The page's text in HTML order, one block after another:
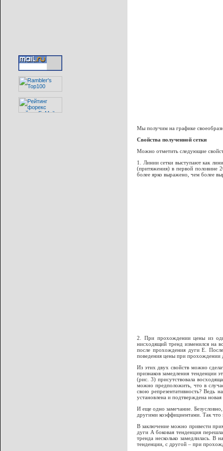
Мы получим на графике
Свойства полученной сетки
Можно отметить следующие
1. Линии сетки выступают как
(притяжения) в первой половине
более ярко выражено, чем более
2. При прохождении цены из
нисходящий тренд изменился на
после прохождения дуги Е.
поведения цены при прохождении
Из этих двух свойств можно
признаков замедления тенденции
(рис. 3) присутствовала
можно предположить, что в
свою репрезентативность?
установлена и подтверждена
И еще одно замечание.
другими коэффициентами. Так что
В заключение можно привести
дуги A боковая тенденция
тренда несколько замедлилась.
тенденции, с другой – при